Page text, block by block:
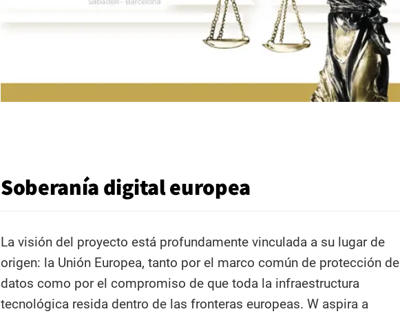
Soberanía digital europea
La visión del proyecto está profundamente vinculada a su lugar de
origen: la Unión Europea, tanto por el marco común de protección de
datos como por el compromiso de que toda la infraestructura
tecnológica resida dentro de las fronteras europeas. W aspira a